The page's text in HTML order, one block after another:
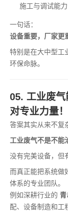
施工与调试能力
一句话：
设备重要，厂家更
特别是在大中型工
环保命脉。
05. 工业废
对专业力量
答案其实从来不复
工业废气不是不能
没有完美设备，但
而真正能把系统做
体系的专业团队。
例如深耕行业的 青
配、设备制造和工